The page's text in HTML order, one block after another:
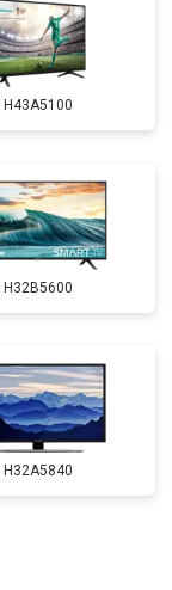
H43A5100
H32B5600
H32A5840